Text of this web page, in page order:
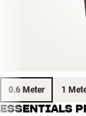
0.6 Meter 1
ESSENTIALS